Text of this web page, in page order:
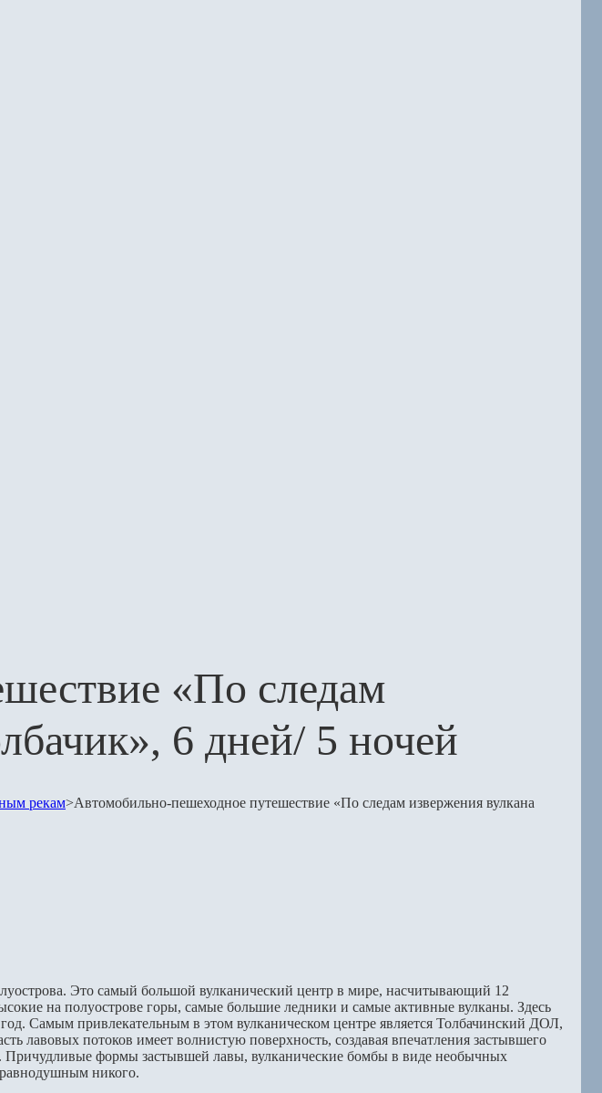
«По следам
6 дней/ 5 ночей
рекам>Автомобильно-пешеходное путешествие «По следам извержения вулкана
Это самый большой вулканический центр в мире, насчитывающий 12
на полуострове горы, самые большие ледники и самые активные вулканы. Здесь
Самым привлекательным в этом вулканическом центре является Толбачинский ДОЛ,
лавовых потоков имеет волнистую поверхность, создавая впечатления застывшего
формы застывшей лавы, вулканические бомбы в виде необычных
никого.